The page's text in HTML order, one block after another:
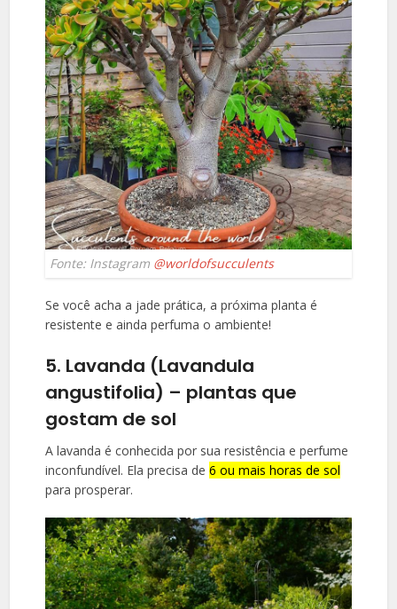
Fonte: Instagram @worldofsucculents
Se você acha a jade prática, a próxima planta é
resistente e ainda perfuma o ambiente!
5. Lavanda (Lavandula
angustifolia) – plantas que
gostam de sol
A lavanda é conhecida por sua resistência e perfume
inconfundível. Ela precisa de6 ou mais horas de sol
para prosperar.